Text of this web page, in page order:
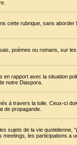
cette rubrique, sans
poèmes ou romans, sur
rapport avec la situation
notre Diaspora.
à travers la toile. Ceux-ci
de propagande.
sujets de la vie
les participations a